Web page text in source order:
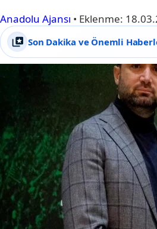
Anadolu Ajansı • Eklenme:
Son Dakika ve Önemli